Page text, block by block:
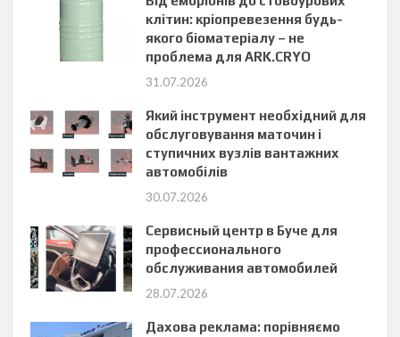
клітин: кріопревезення будь-
якого біоматеріалу – не
проблема для ARK.CRYO
31.07.2026
Який інструмент необхідний для
обслуговування маточин і
ступичних вузлів вантажних
автомобілів
30.07.2026
Сервисный центр в Буче для
профессионального
обслуживания автомобилей
28.07.2026
Дахова реклама: порівняємо